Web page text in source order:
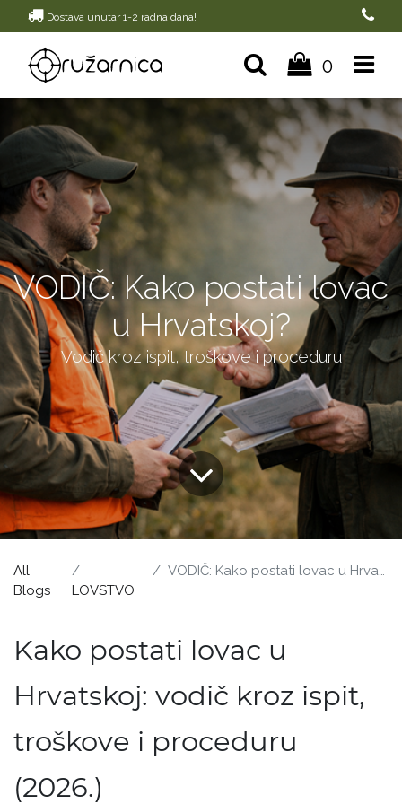
Dostava unutar 1-2 radna dana!
0
VODIČ: Kako postati lovac
u Hrvatskoj?
Vodič kroz ispit, troškove i proceduru
All
Blogs
LOVSTVO
VODIČ: Kako postati lovac u Hrvatskoj?
Kako postati lovac u
Hrvatskoj: vodič kroz ispit,
troškove i proceduru
(2026.)